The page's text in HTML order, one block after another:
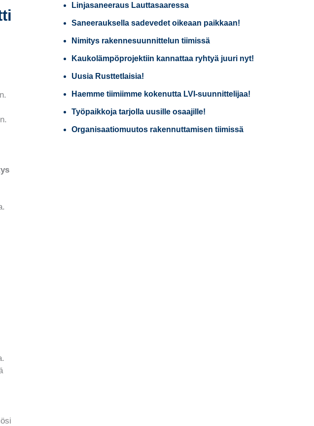
Linjasaneeraus Lauttasaaressa
Saneerauksella sadevedet oikeaan paikkaan!
Nimitys rakennesuunnittelun tiimissä
Kaukolämpöprojektiin kannattaa ryhtyä juuri nyt!
Uusia Rusttetlaisia!
Haemme tiimiimme kokenutta LVI-suunnittelijaa!
Työpaikkoja tarjolla uusille osaajille!
Organisaatiomuutos rakennuttamisen tiimissä